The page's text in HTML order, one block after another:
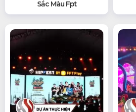
Sắc Màu Fpt